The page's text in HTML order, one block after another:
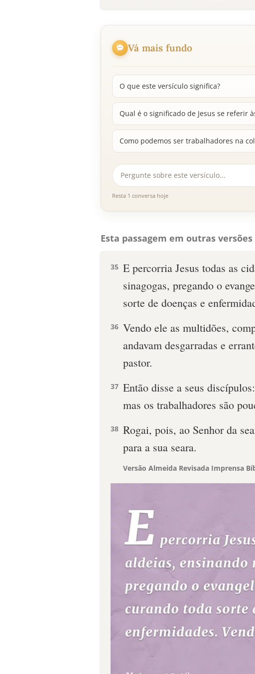
Vá mais fundo
O que este versículo significa?
Qual é o significado de Jesus se referir
Como podemos ser trabalhadores na
Resta 1 conversa hoje
Esta passagem em outras
35 E percorria Jesus todas as
sinagogas, pregando o
sorte de doenças e
36 Vendo ele as multidões,
andavam desgarradas e
pastor.
37 Então disse a seus
mas os trabalhadores são
38 Rogai, pois, ao Senhor da
para a sua seara.
Versão Almeida Revisada Imprensa